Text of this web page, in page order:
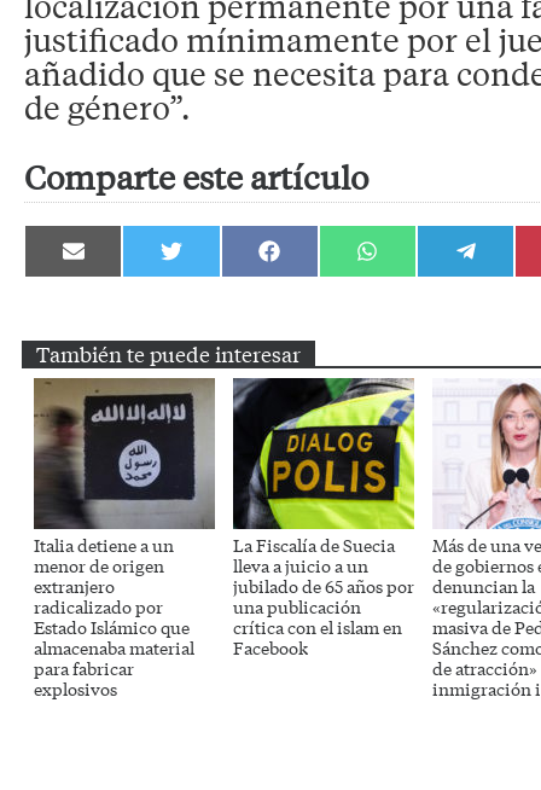
justificado mínimamente por el
añadido que se necesita para
de género”.
Comparte este artículo
Compartir
en
Compartir
en
Compartir
en
Compartir
en
Compartir
en
También te puede interesar
Italia detiene a un
menor de origen
extranjero
radicalizado por
Estado Islámico que
almacenaba material
para fabricar
explosivos
La Fiscalía de Suecia
lleva a juicio a un
jubilado de 65 años por
una publicación
crítica con el islam en
Facebook
Más de una
de gobiernos
denuncian la
masiva de
Sánchez
de atracción»
inmigración